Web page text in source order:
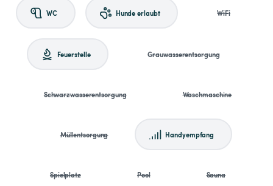
WC Hunde erlaubt WiFi
Feuerstelle Grauwasserentsorgung
Schwarzwasserentsorgung Waschmaschine
Müllentsorgung Handyempfang
Spielplatz Pool Sauna